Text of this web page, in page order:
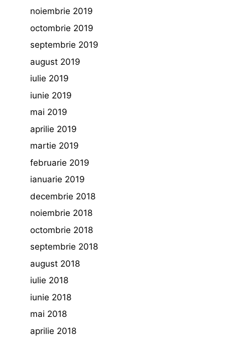
noiembrie 2019
octombrie 2019
septembrie 2019
august 2019
iulie 2019
iunie 2019
mai 2019
aprilie 2019
martie 2019
februarie 2019
ianuarie 2019
decembrie 2018
noiembrie 2018
octombrie 2018
septembrie 2018
august 2018
iulie 2018
iunie 2018
mai 2018
aprilie 2018